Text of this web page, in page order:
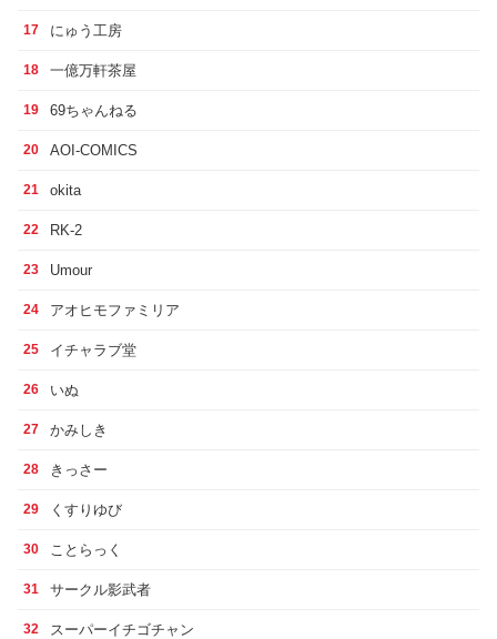
17 にゅう工房
18 一億万軒茶屋
19 69ちゃんねる
20 AOI-COMICS
21 okita
22 RK-2
23 Umour
24 アオヒモファミリア
25 イチャラブ堂
26 いぬ
27 かみしき
28 きっさー
29 くすりゆび
30 ことらっく
31 サークル影武者
32 スーパーイチゴチャン